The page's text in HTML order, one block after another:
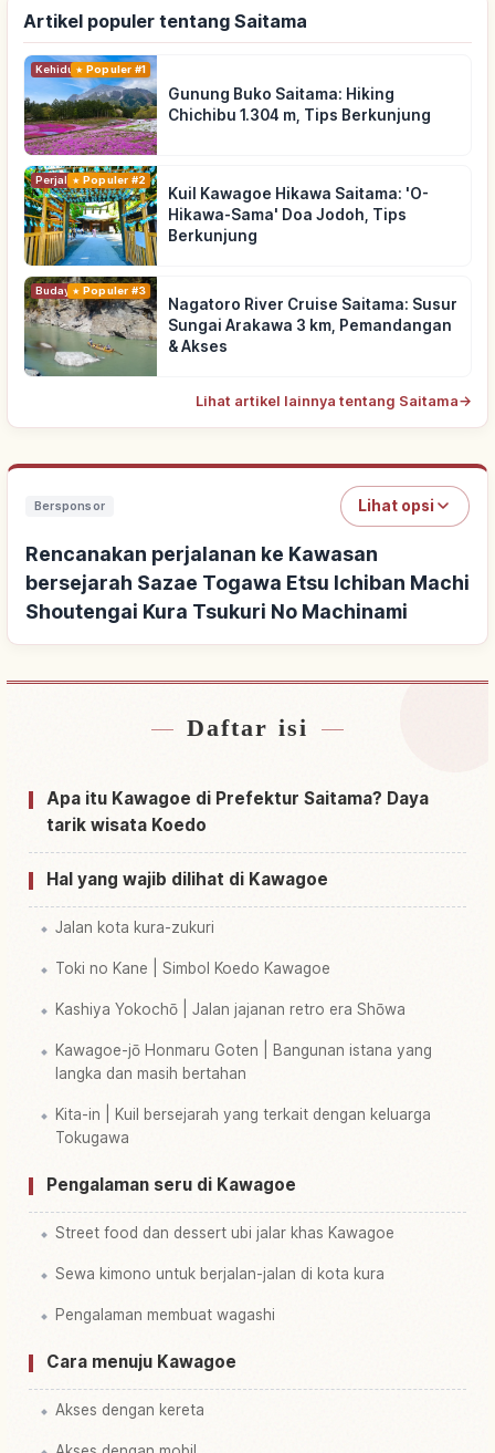
Artikel populer tentang Saitama
KehidupanPopuler #1
Gunung Buko Saitama: Hiking
Chichibu 1.304 m, Tips Berkunjung
PerjalananPopuler #2
Kuil Kawagoe Hikawa Saitama: 'O-
Hikawa-Sama' Doa Jodoh, Tips
Berkunjung
Budaya Tradisional
Populer #3
Nagatoro River Cruise Saitama: Susur
Sungai Arakawa 3 km, Pemandangan
& Akses
Lihat artikel lainnya tentang Saitama→
Bersponsor Lihat opsi
Rencanakan perjalanan ke Kawasan
bersejarah Sazae Togawa Etsu Ichiban Machi
Shoutengai Kura Tsukuri No Machinami
Cari penginapan dekat Kawasan bersejarah
Cari aktivitas di Kawasan bersejarah Sazae
Togawa Etsu Ichiban Machi Shoutengai Kura
Tsukuri No Machinami
↗
Daftar isi
Apa itu Kawagoe di Prefektur Saitama? Daya
tarik wisata Koedo
Hal yang wajib dilihat di Kawagoe
Jalan kota kura-zukuri
Toki no Kane | Simbol Koedo Kawagoe
Kashiya Yokochō | Jalan jajanan retro era Shōwa
Kawagoe-jō Honmaru Goten | Bangunan istana yang
langka dan masih bertahan
Kita-in | Kuil bersejarah yang terkait dengan keluarga
Tokugawa
Pengalaman seru di Kawagoe
Street food dan dessert ubi jalar khas Kawagoe
Sewa kimono untuk berjalan-jalan di kota kura
Pengalaman membuat wagashi
Cara menuju Kawagoe
Akses dengan kereta